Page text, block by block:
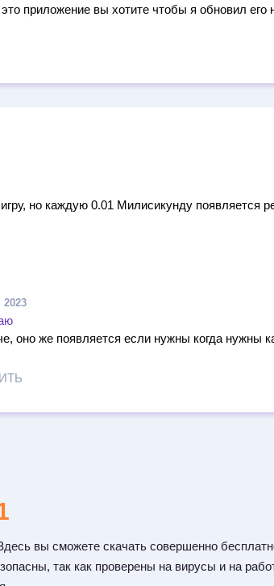
приложение вы хотите чтобы я обновил его
но каждую 0.01 Милисикунду появляется
оно же появляется если нужны когда нужны
вы сможете скачать совершенно
так как проверены на вирусы и на